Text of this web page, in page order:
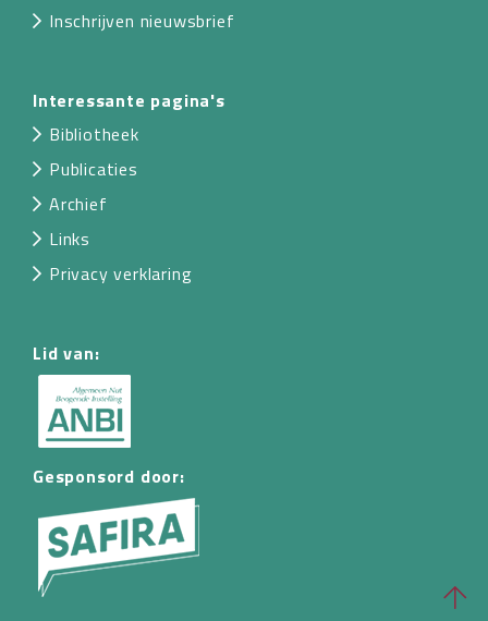
Inschrijven nieuwsbrief
Interessante pagina's
Bibliotheek
Publicaties
Archief
Links
Privacy verklaring
Lid van:
Gesponsord door: